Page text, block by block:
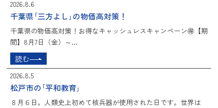
2026.8.6
千葉県｢三方よし｣の物価高対策！
千葉県の物価高対策！お得なキャッシュレスキャンペーン🉐【期
間】8月7日（金）～...
読む
2026.8.5
松戸市の｢平和教育｣
８月６日。人類史上初めて核兵器が使用された日です。世界は